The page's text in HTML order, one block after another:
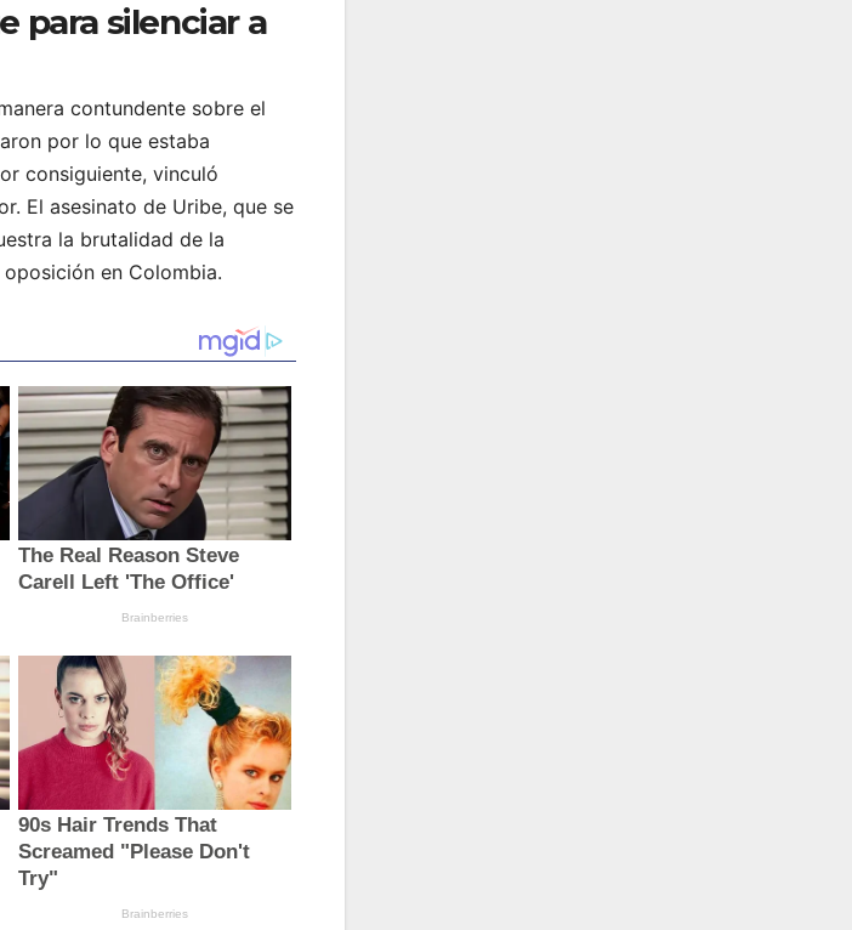
para silenciar a
contundente sobre el
por lo que estaba
consiguiente, vinculó
El asesinato de Uribe, que se
la brutalidad de la
en Colombia.